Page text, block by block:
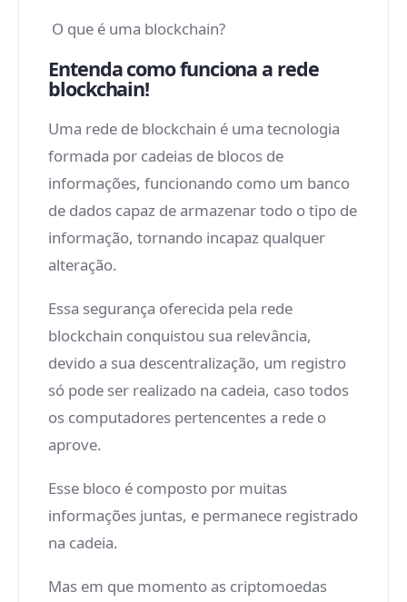
O que é uma blockchain?
Entenda como funciona a rede
blockchain!
Uma rede de blockchain é uma tecnologia
formada por cadeias de blocos de
informações, funcionando como um banco
de dados capaz de armazenar todo o tipo de
informação, tornando incapaz qualquer
alteração.
Essa segurança oferecida pela rede
blockchain conquistou sua relevância,
devido a sua descentralização, um registro
só pode ser realizado na cadeia, caso todos
os computadores pertencentes a rede o
aprove.
Esse bloco é composto por muitas
informações juntas, e permanece registrado
na cadeia.
Mas em que momento as criptomoedas